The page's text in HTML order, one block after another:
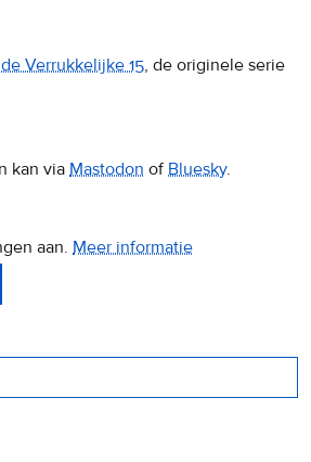
Verrukkelijke 15, de originele serie
kan via Mastodon ofBluesky.
aan. Meer informatie